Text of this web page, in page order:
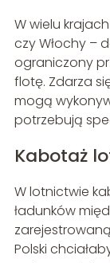
W wielu
czy Włochy –
ograniczony
flotę. Zdarza
mogą
potrzebują
Kabotaż
W lotnictwie
ładunków
Polski